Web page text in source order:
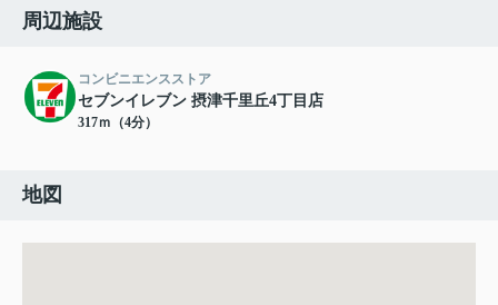
周辺施設
コンビニエンスストア
セブンイレブン 摂津千里丘4丁目店
317ｍ（4分）
地図